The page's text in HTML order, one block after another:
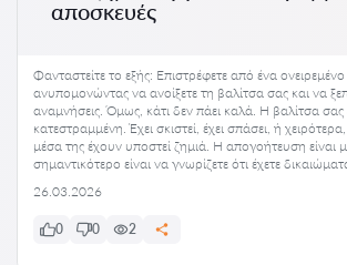
αποσκευές
Φανταστείτε το εξής: Επιστρέφετε από ένα ονειρεμένο
ανυπομονώντας να ανοίξετε τη βαλίτσα σας και να
αναμνήσεις. Όμως, κάτι δεν πάει καλά. Η βαλίτσα σας
κατεστραμμένη. Έχει σκιστεί, έχει σπάσει, ή
μέσα της έχουν υποστεί ζημιά. Η απογοήτευση είναι
σημαντικότερο είναι να γνωρίζετε ότι έχετε
26.03.2026
0 0 2